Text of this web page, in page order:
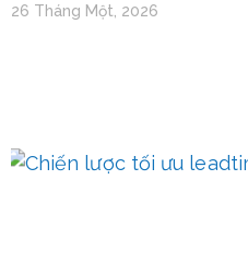
26 Tháng Một, 2026